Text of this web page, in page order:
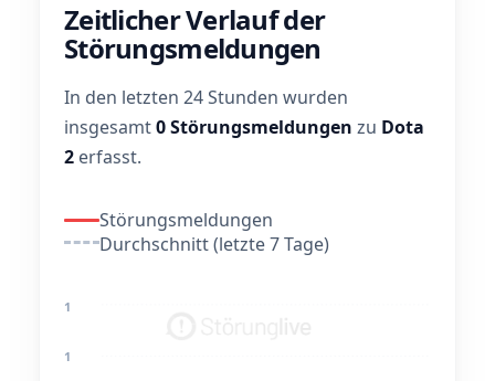
Zeitlicher Verlauf der
Störungsmeldungen
In den letzten 24 Stunden wurden
insgesamt0 Störungsmeldungen zu Dota
2 erfasst.
Störungsmeldungen
Durchschnitt (letzte 7 Tage)
1
1